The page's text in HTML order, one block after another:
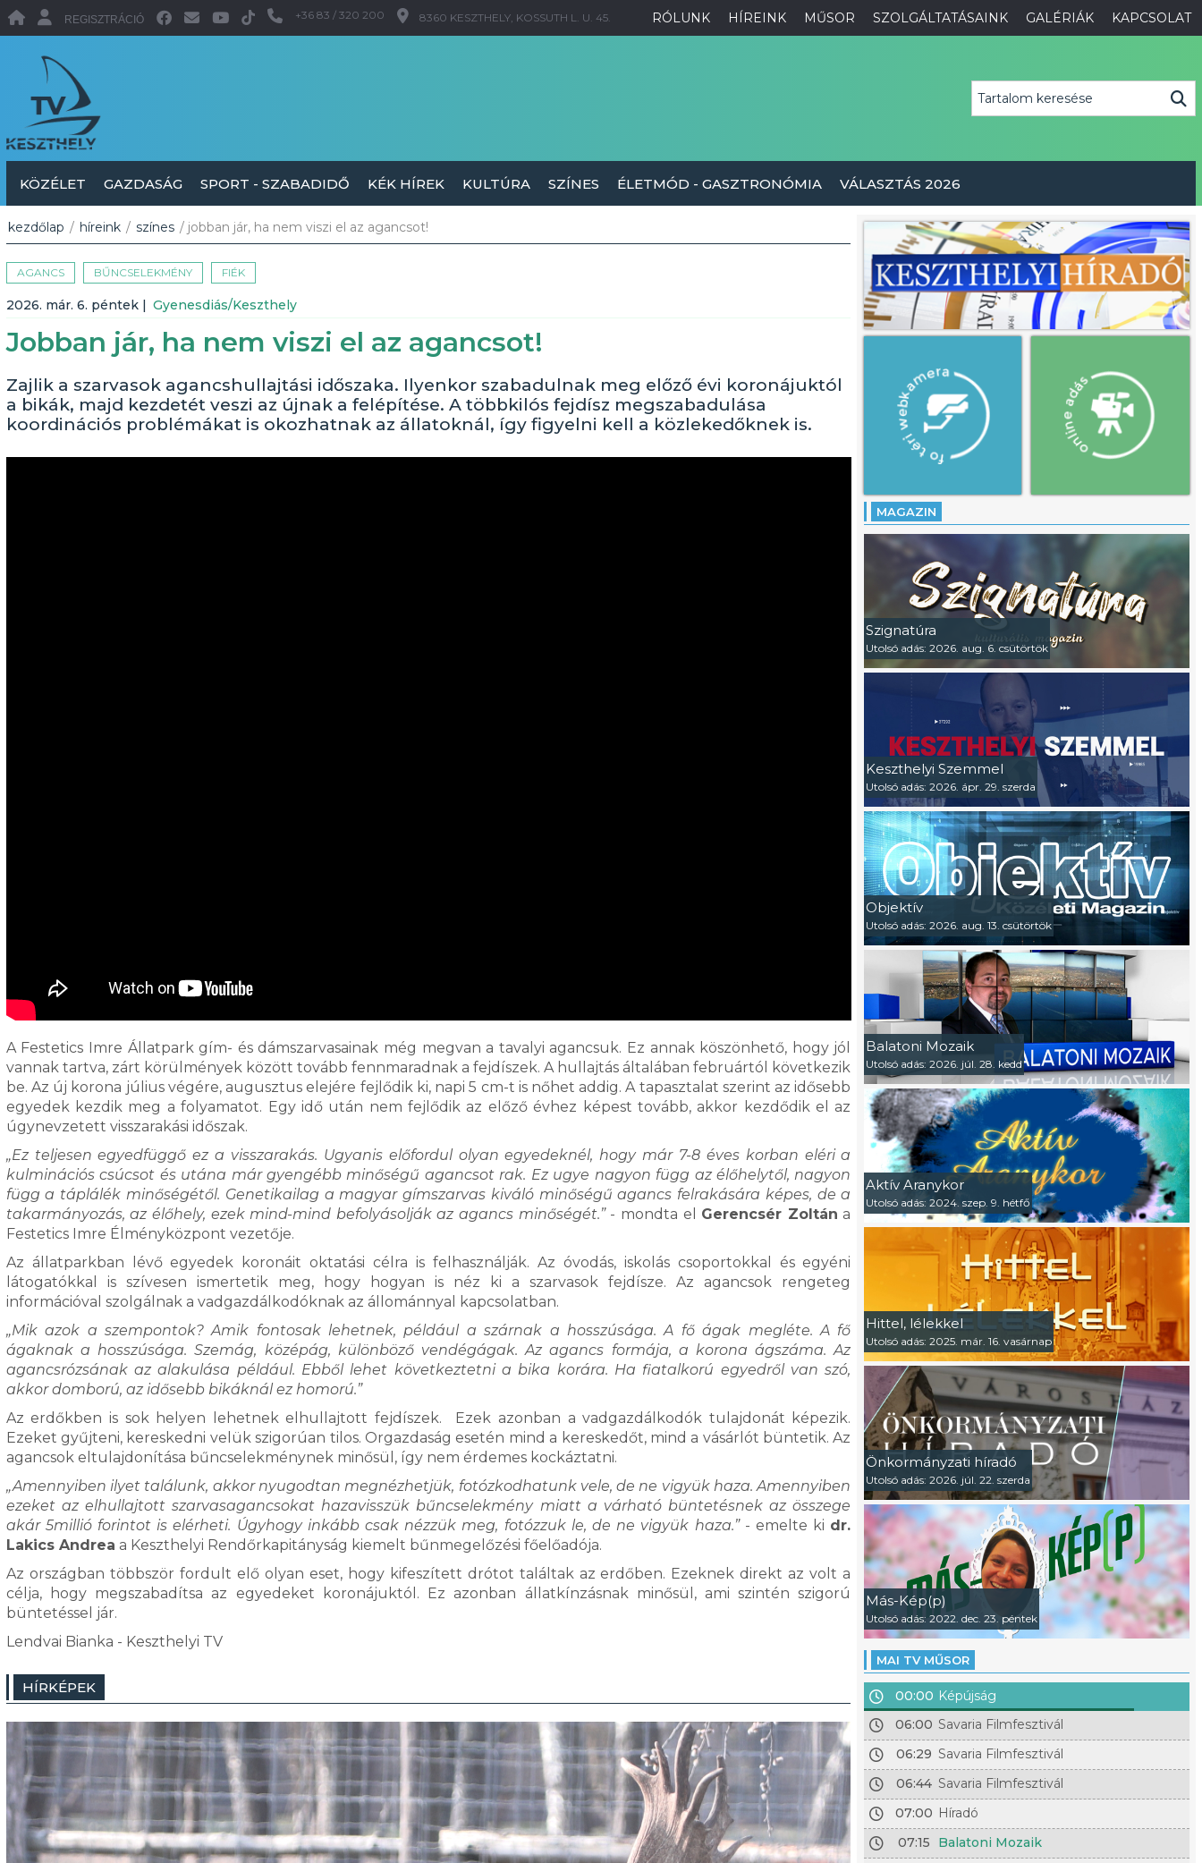
RÓLUNK HÍREINK MŰSOR SZOLGÁLTATÁSAINK GALÉRIÁK KAPCSOLAT
REGISZTRÁCIÓ +36 83 / 320 200 8360 KESZTHELY, KOSSUTH L. U. 45.
KÖZÉLET GAZDASÁG SPORT - SZABADIDŐ KÉK HÍREK KULTÚRA SZÍNES ÉLETMÓD - GASZTRONÓMIA VÁLASZTÁS 2026
kezdőlap / híreink / színes / jobban jár, ha nem viszi el az agancsot!
AGANCS BŰNCSELEKMÉNY FIÉK
2026. már. 6. péntek | Gyenesdiás/Keszthely
Jobban jár, ha nem viszi el az agancsot!
Zajlik a szarvasok agancshullajtási időszaka. Ilyenkor szabadulnak meg előző évi koronájuktól
a bikák, majd kezdetét veszi az újnak a felépítése. A többkilós fejdísz megszabadulása
koordinációs problémákat is okozhatnak az állatoknál, így figyelni kell a közlekedőknek is.
A Festetics Imre Állatpark gím- és dámszarvasainak még megvan a tavalyi agancsuk. Ez annak köszönhető, hogy jól
vannak tartva, zárt körülmények között tovább fennmaradnak a fejdíszek. A hullajtás általában februártól következik
be. Az új korona július végére, augusztus elejére fejlődik ki, napi 5 cm-t is nőhet addig. A tapasztalat szerint az idősebb
egyedek kezdik meg a folyamatot. Egy idő után nem fejlődik az előző évhez képest tovább, akkor kezdődik el az
úgynevzetett visszarakási időszak.
„Ez teljesen egyedfüggő ez a visszarakás. Ugyanis előfordul olyan egyedeknél, hogy már 7-8 éves korban eléri a
kulminációs csúcsot és utána már gyengébb minőségű agancsot rak. Ez ugye nagyon függ az élőhelytől, nagyon
függ a táplálék minőségétől. Genetikailag a magyar gímszarvas kiváló minőségű agancs felrakására képes, de a
takarmányozás, az élőhely, ezek mind-mind befolyásolják az agancs minőségét.”- mondta el Gerencsér Zoltán a
Festetics Imre Élményközpont vezetője.
Az állatparkban lévő egyedek koronáit oktatási célra is felhasználják. Az óvodás, iskolás csoportokkal és egyéni
látogatókkal is szívesen ismertetik meg, hogy hogyan is néz ki a szarvasok fejdísze. Az agancsok rengeteg
információval szolgálnak a vadgazdálkodóknak az állománnyal kapcsolatban.
„Mik azok a szempontok? Amik fontosak lehetnek, például a szárnak a hosszúsága. A fő ágak megléte. A fő
ágaknak a hosszúsága. Szemág, középág, különböző vendégágak. Az agancs formája, a korona ágszáma. Az
agancsrózsának az alakulása például. Ebből lehet következtetni a bika korára. Ha fiatalkorú egyedről van szó,
akkor domború, az idősebb bikáknál ez homorú.”
Az erdőkben is sok helyen lehetnek elhullajtott fejdíszek. Ezek azonban a vadgazdálkodók tulajdonát képezik.
Ezeket gyűjteni, kereskedni velük szigorúan tilos. Orgazdaság esetén mind a kereskedőt, mind a vásárlót büntetik. Az
agancsok eltulajdonítása bűncselekménynek minősül, így nem érdemes kockáztatni.
„Amennyiben ilyet találunk, akkor nyugodtan megnézhetjük, fotózkodhatunk vele, de ne vigyük haza. Amennyiben
ezeket az elhullajtott szarvasagancsokat hazavisszük bűncselekmény miatt a várható büntetésnek az összege
akár 5millió forintot is elérheti. Úgyhogy inkább csak nézzük meg, fotózzuk le, de ne vigyük haza.”- emelte ki dr.
Lakics Andrea a Keszthelyi Rendőrkapitányság kiemelt bűnmegelőzési főelőadója.
Az országban többször fordult elő olyan eset, hogy kifeszített drótot találtak az erdőben. Ezeknek direkt az volt a
célja, hogy megszabadítsa az egyedeket koronájuktól. Ez azonban állatkínzásnak minősül, ami szintén szigorú
büntetéssel jár.
Lendvai Bianka - Keszthelyi TV
HÍRKÉPEK
MAGAZIN
Szignatúra
Utolsó adás: 2026. aug. 6. csütörtök
Keszthelyi Szemmel
Utolsó adás: 2026. ápr. 29. szerda
Objektív
Utolsó adás: 2026. aug. 13. csütörtök
Balatoni Mozaik
Utolsó adás: 2026. júl. 28. kedd
Aktív Aranykor
Utolsó adás: 2024. szep. 9. hétfő
Hittel, lélekkel
Utolsó adás: 2025. már. 16. vasárnap
Önkormányzati híradó
Utolsó adás: 2026. júl. 22. szerda
Más-Kép(p)
Utolsó adás: 2022. dec. 23. péntek
MAI TV MŰSOR
00:00 Képújság
06:00 Savaria Filmfesztivál
06:29 Savaria Filmfesztivál
06:44 Savaria Filmfesztivál
07:00 Híradó
07:15
Balatoni Mozaik